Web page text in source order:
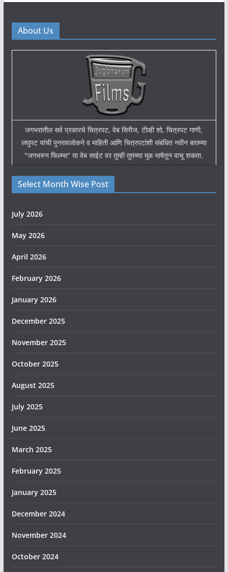
About Us
जगभरातील सर्व प्रकारचे चित्रपट, वेब सिरीज, टीव्ही शो, चित्रपट गाणी,
लघुपट यांची पुनरावलोकने व माहिती आणि चित्रपटांशी संबंधित नवीन बातम्या
"जगभरुन फिल्म्स" या वेब साईट वर तुम्ही तुमच्या मूळ भाषेतून वाचू शकता.
Select Month Wise Post
July 2026
May 2026
April 2026
February 2026
January 2026
December 2025
November 2025
October 2025
August 2025
July 2025
June 2025
March 2025
February 2025
January 2025
December 2024
November 2024
October 2024